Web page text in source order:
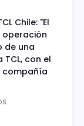
Chile: "El
operación
de una
con el
compañía